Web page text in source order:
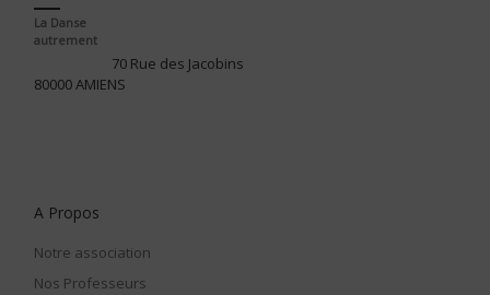
La Danse
autrement
70 Rue des Jacobins
80000 AMIENS
A Propos
Notre association
Nos Professeurs